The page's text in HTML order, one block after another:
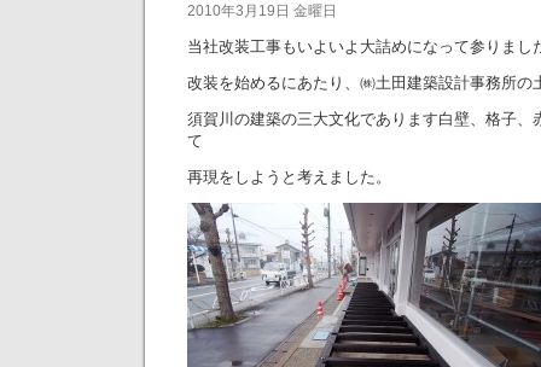
2010年3月19日 金曜日
当社改装工事もいよいよ大詰めになって参りまし
改装を始めるにあたり、㈱土田建築設計事務所の
須賀川の建築の三大文化であります白壁、格子、
て
再現をしようと考えました。